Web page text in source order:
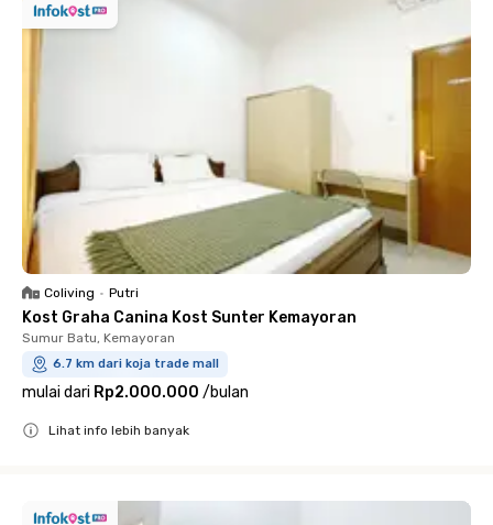
Coliving • Putri
Kost Graha Canina Kost Sunter Kemayoran
Sumur Batu, Kemayoran
6.7 km dari koja trade mall
mulai dari Rp2.000.000 /bulan
Lihat info lebih banyak